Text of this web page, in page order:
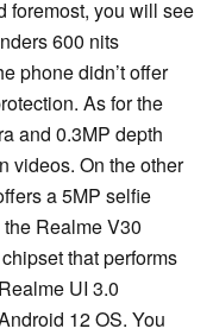
foremost, you will see
600 nits
phone didn’t offer
As for the
and 0.3MP depth
videos. On the other
a 5MP selfie
Realme V30
that performs
UI 3.0
12 OS. You